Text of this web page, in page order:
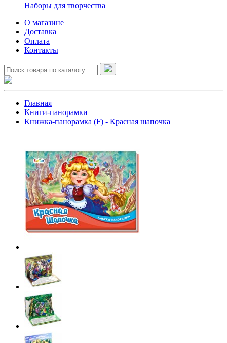
Наборы для творчества
О магазине
Доставка
Оплата
Контакты
Главная
Книги-панорамки
Книжка-панорамка (F) - Красная шапочка